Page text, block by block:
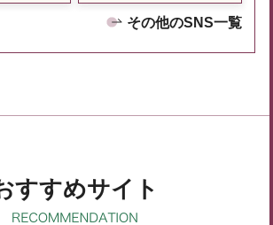
その他のSNS一覧
すすめサイト